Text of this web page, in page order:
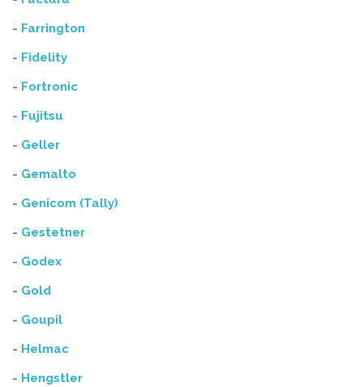
- Farrington
- Fidelity
- Fortronic
- Fujitsu
- Geller
- Gemalto
- Genicom (Tally)
- Gestetner
- Godex
- Gold
- Goupil
- Helmac
- Hengstler